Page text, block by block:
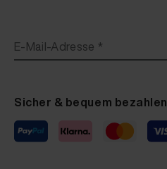
E-Mail-Adresse *
Sicher & bequem bezahlen